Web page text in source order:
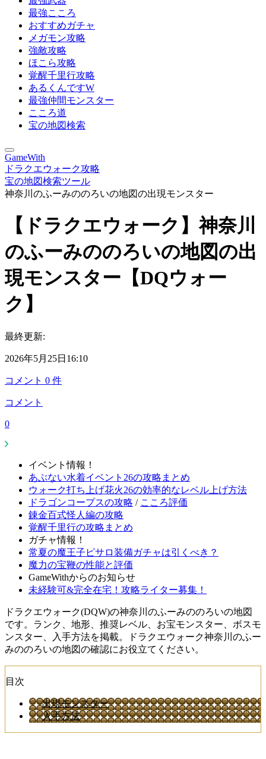
最強こころ
おすすめガチャ
メガモン攻略
強敵攻略
ほこら攻略
覚醒千里行攻略
あるくんですW
最強仲間モンスター
こころ道
宝の地図検索
GameWith
ドラクエウォーク攻略
宝の地図検索ツール
神奈川のふーみののろいの地図の出現モンスター
【ドラクエウォーク】神奈川
のふーみののろいの地図の出
現モンスター【DQウォー
ク】
最終更新:
2026年5月25日16:10
コメント 0 件
コメント
0
イベント情報！
あぶない水着イベント26の攻略まとめ
ウォーク打ち上げ花火26の効率的なレベル上げ方法
ドラゴンコープスの攻略 / こころ評価
錬金百式怪人編の攻略
覚醒千里行の攻略まとめ
ガチャ情報！
常夏の魔王子ピサロ装備ガチャは引くべき？
魔力の宝鞭の性能と評価
GameWithからのお知らせ
未経験可&完全在宅！攻略ライター募集！
ドラクエウォーク(DQW)の神奈川のふーみののろいの地図
です。ランク、地形、推奨レベル、お宝モンスター、ボスモ
ンスター、入手方法を掲載。ドラクエウォーク神奈川のふー
みののろいの地図の確認にお役立てください。
目次
出現モンスター
入手方法